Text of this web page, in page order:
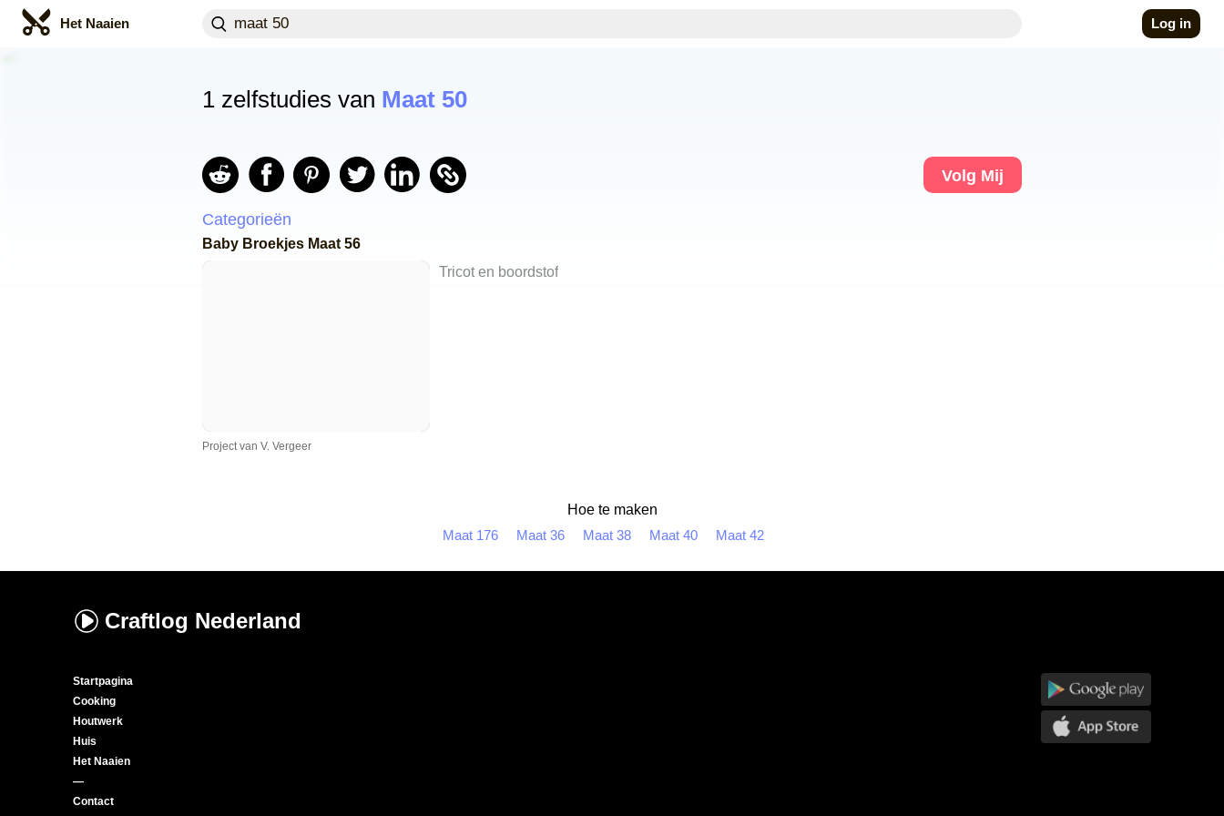
Het Naaien Log in
1 zelfstudies van Maat 50
Volg Mij
Categorieën
Baby Broekjes Maat 56
Tricot en boordstof
Project van V. Vergeer
Hoe te maken
Maat 176
Maat 36 Maat 38 Maat 40 Maat 42
Craftlog Nederland
Startpagina
Cooking
Houtwerk
Huis
Het Naaien
—
Contact